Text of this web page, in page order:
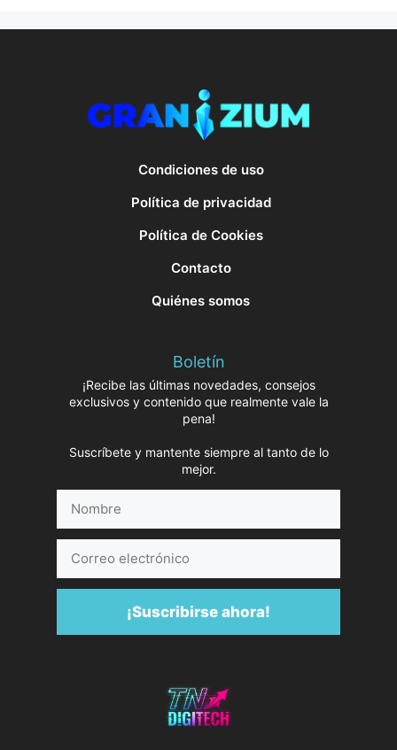
Condiciones de uso
Política de privacidad
Política de Cookies
Contacto
Quiénes somos
Boletín
¡Recibe las últimas novedades, consejos
exclusivos y contenido que realmente vale la
pena!
Suscríbete y mantente siempre al tanto de lo
mejor.
electrónico
¡Suscribirse ahora!